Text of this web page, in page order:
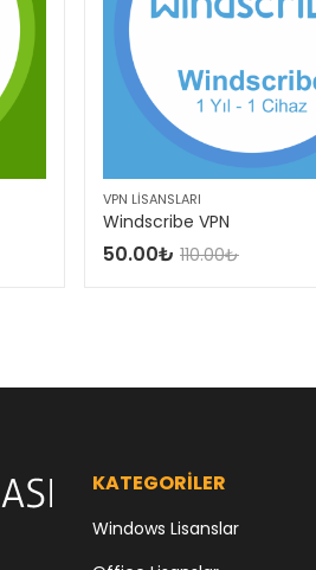
VPN LISANSLARI
Windscribe VPN
50.00₺ 110.00₺
KATEGORİLER
Windows Lisanslar